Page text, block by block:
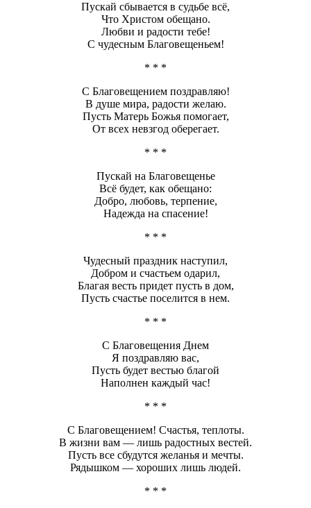
Пускай сбывается в судьбе всё,
Что Христом обещано.
Любви и радости тебе!
С чудесным Благовещеньем!
* * *
С Благовещением поздравляю!
В душе мира, радости желаю.
Пусть Матерь Божья помогает,
От всех невзгод оберегает.
* * *
Пускай на Благовещенье
Всё будет, как обещано:
Добро, любовь, терпение,
Надежда на спасение!
* * *
Чудесный праздник наступил,
Добром и счастьем одарил,
Благая весть придет пусть в дом,
Пусть счастье поселится в нем.
* * *
С Благовещения Днем
Я поздравляю вас,
Пусть будет вестью благой
Наполнен каждый час!
* * *
С Благовещением! Счастья, теплоты.
В жизни вам — лишь радостных вестей.
Пусть все сбудутся желанья и мечты.
Рядышком — хороших лишь людей.
* * *